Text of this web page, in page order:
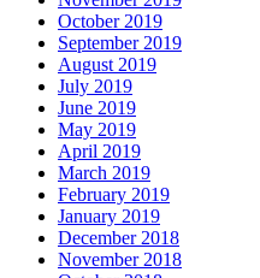
October 2019
September 2019
August 2019
July 2019
June 2019
May 2019
April 2019
March 2019
February 2019
January 2019
December 2018
November 2018